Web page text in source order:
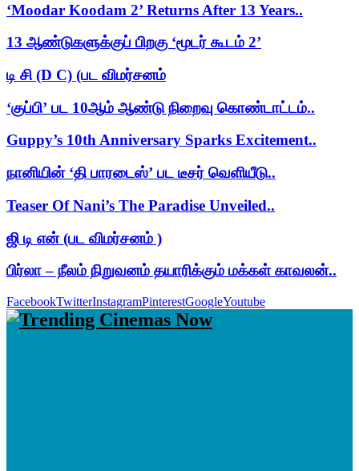
‘Moodar Koodam 2’ Returns After 13 Years..
13 ஆண்டுகளுக்குப் பிறகு ‘மூடர் கூடம் 2’
டி சி (D C) (பட விமர்சனம்
‘குப்பி’ பட 10ஆம் ஆண்டு நிறைவு கொண்டாட்டம்..
Guppy’s 10th Anniversary Sparks Excitement..
நானியின் ‘தி பாரடைஸ்’ பட டீசர் வெளியீடு..
Teaser Of Nani’s The Paradise Unveiled..
ஜி டி என் (பட விமர்சனம் )
பிர்லா – நீலம் நிறுவனம் தயாரிக்கும் மக்கள் காவலன்..
FacebookTwitterInstagramPinterestGoogleYoutube